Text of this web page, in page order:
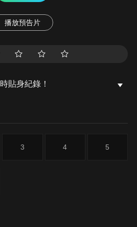
播放預告片
貼身紀錄！
3 4 5